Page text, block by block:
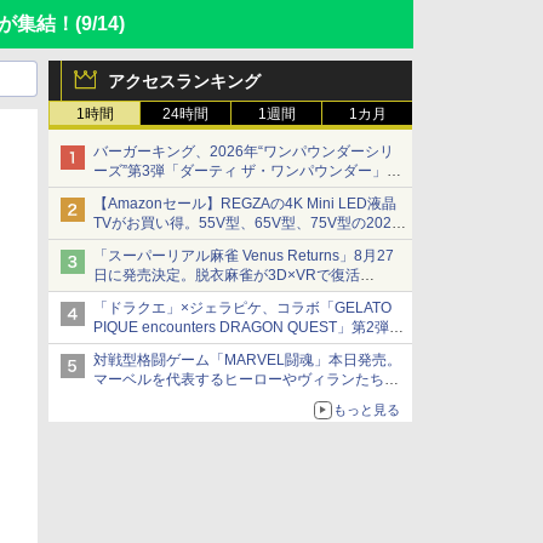
集結！ (9/14)
アクセスランキング
1時間 24時間 1週間 1カ月
バーガーキング、2026年“ワンパウンダーシリ
ーズ”第3弾「ダーティ ザ・ワンパウンダー」を
8月7日発売
「特製ガーリックマヨソース」を使用した超大
型チーズバーガー
【Amazonセール】REGZAの4K Mini LED液晶
TVがお買い得。55V型、65V型、75V型の2026
年モデルがラインナップ
「スーパーリアル麻雀 Venus Returns」8月27
日に発売決定。脱衣麻雀が3D×VRで復活
発売から2週間は20%オフになるセールが実施
「ドラクエ」×ジェラピケ、コラボ「GELATO
PIQUE encounters DRAGON QUEST」第2弾が
本日発売
アイスカップに入ったスライムやわたぼう、ベ
ビーサタンなどがオリジナルアートで登場
対戦型格闘ゲーム「MARVEL闘魂」本日発売。
マーベルを代表するヒーローやヴィランたちが
「GUILTY GEAR」などの格ゲーを手掛けるア
もっと見る